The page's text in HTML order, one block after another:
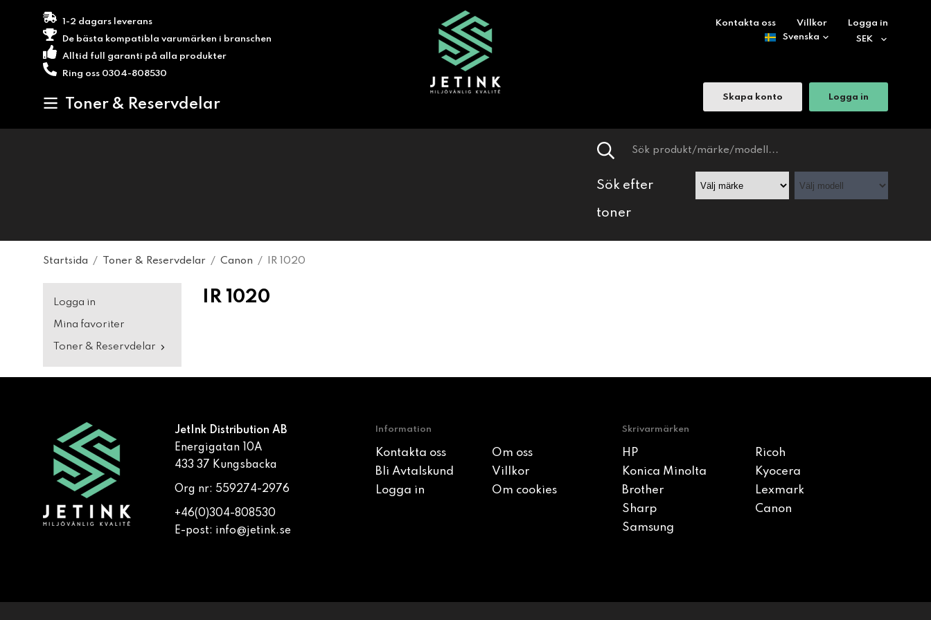
1-2 dagars leverans
De bästa kompatibla varumärken i branschen
Alltid full garanti på alla produkter
Ring oss 0304-808530
Toner & Reservdelar
Kontakta oss Villkor Logga in
Skapa konto Logga in
Sök efter
toner
Startsida / Toner & Reservdelar / Canon / IR 1020
Logga in
Mina favoriter
Toner & Reservdelar
IR 1020
JetInk Distribution AB
Energigatan 10A
433 37 Kungsbacka
Org nr: 559274-2976
+46(0)304-808530
E-post: info@jetink.se
Information
Kontakta oss
Om oss
Bli Avtalskund
Villkor
Logga in
Om cookies
Skrivarmärken
HP
Ricoh
Konica Minolta
Kyocera
Brother
Lexmark
Sharp
Canon
Samsung